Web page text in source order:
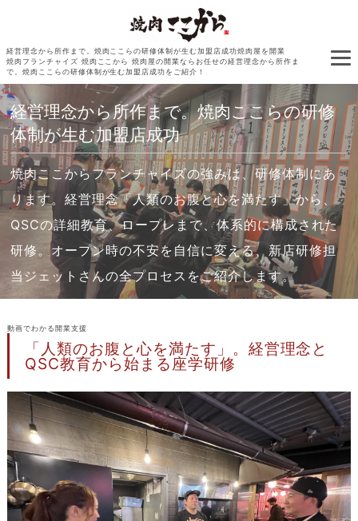
焼肉フランチャイズ 焼肉ここから 焼肉屋の開業ならお任せの経営理念から所作ま
で。焼肉ここらの研修体制が生む加盟店成功をご紹介！
経営理念から所作まで。焼肉ここらの研修体制が生む加盟店成功焼肉屋を開業
経営理念から所作まで。焼肉ここらの研修
体制が生む加盟店成功
焼肉ここからフランチャイズの強みは、研修体制にあ
ります。経営理念「人類のお腹と心を満たす」から、
QSCの詳細教育、ロープレまで、体系的に構成された
研修。オープン時の不安を自信に変える、新店研修担
当ジェットさんの全プロセスをご紹介します。
動画でわかる開業支援
「人類のお腹と心を満たす」。経営理念と
QSC教育から始まる座学研修